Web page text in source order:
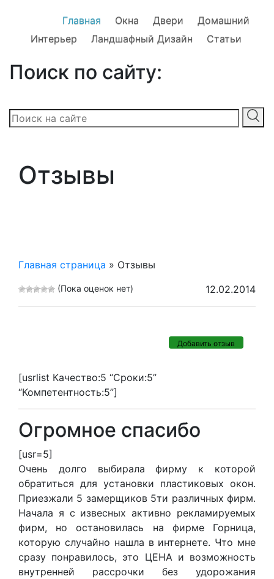
Главная Окна Двери
Домашний
Интерьер
Ландшафный Дизайн Статьи
Поиск по сайту:
Отзывы
Главная страница » Отзывы
(Пока оценок нет) 12.02.2014
Добавить отзыв
[usrlist Качество:5 “Сроки:5”
“Компетентность:5”]
Огромное спасибо
[usr=5]
Очень долго выбирала фирму к которой
обратиться для установки пластиковых окон.
Приезжали 5 замерщиков 5ти различных фирм.
Начала я с извесных активно рекламируемых
фирм, но остановилась на фирме Горница,
которую случайно нашла в интернете. Что мне
сразу понравилось, это ЦЕНА и возможность
внутренней рассрочки без удорожания